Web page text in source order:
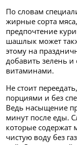
По словам
жирные сорта
предпочтение
шашлык может
этому на
добавить зелень
витаминами.
Не стоит
порциями и без
Ведь насыщение
минут после еды.
которые содержат
чистую воду без